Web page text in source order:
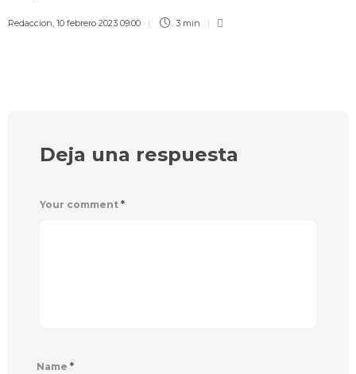
Redaccion, 10 febrero 2023 09:00 3 min
Deja una respuesta
Your comment *
Name *